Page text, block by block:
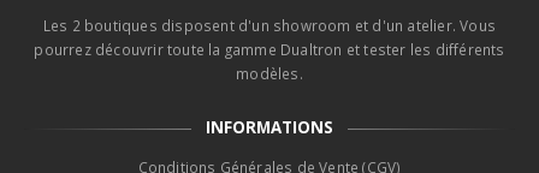
Les 2 boutiques disposent d'un showroom et d'un atelier. Vous
pourrez découvrir toute la gamme Dualtron et tester les différents
modèles.
INFORMATIONS
Conditions Générales de Vente (CGV)